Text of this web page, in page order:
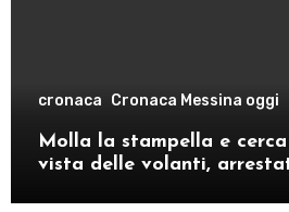
cronaca Cronaca Messina oggi
Molla la stampella e
vista delle volanti,